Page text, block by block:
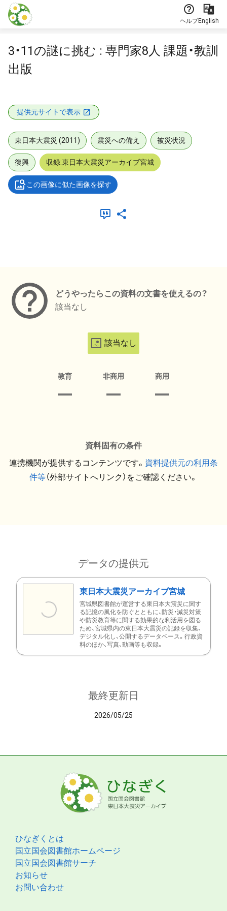
本文に飛ぶ
ヘルプEnglish
3・11の謎に挑む : 専門家8人 課題・教訓
出版
提供元サイトで表示
東日本大震災 (2011) 震災への備え 被災状況
復興 収録:東日本大震災アーカイブ宮城
この画像に似た画像を探す
どうやったらこの資料の文書を使えるの？
該当なし
該当なし
教育 非商用 商用
資料固有の条件
連携機関が提供するコンテンツです。 資料提供元の利用条
件等（外部サイトへリンク）をご確認ください。
データの提供元
東日本大震災アーカイブ宮城
宮城県図書館が運営する東日本大震災に関す
る記憶の風化を防ぐとともに、防災・減災対策
や防災教育等に関する効果的な利活用を図る
ため、宮城県内の東日本大震災の記録を収集、
デジタル化し、公開するデータベース。行政資
料のほか、写真、動画等も収録。
最終更新日
2026/05/25
ひなぎくとは
国立国会図書館ホームページ
国立国会図書館サーチ
お知らせ
お問い合わせ